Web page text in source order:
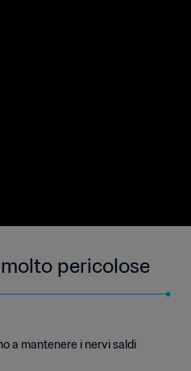
pericolose
a mantenere i nervi saldi